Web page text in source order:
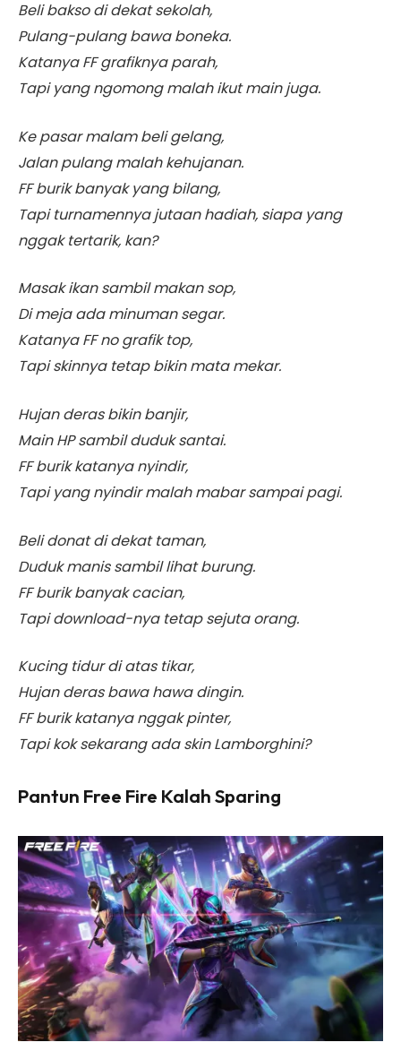
Beli bakso di dekat sekolah,
Pulang-pulang bawa boneka.
Katanya FF grafiknya parah,
Tapi yang ngomong malah ikut main juga.
Ke pasar malam beli gelang,
Jalan pulang malah kehujanan.
FF burik banyak yang bilang,
Tapi turnamennya jutaan hadiah, siapa yang
nggak tertarik, kan?
Masak ikan sambil makan sop,
Di meja ada minuman segar.
Katanya FF no grafik top,
Tapi skinnya tetap bikin mata mekar.
Hujan deras bikin banjir,
Main HP sambil duduk santai.
FF burik katanya nyindir,
Tapi yang nyindir malah mabar sampai pagi.
Beli donat di dekat taman,
Duduk manis sambil lihat burung.
FF burik banyak cacian,
Tapi download-nya tetap sejuta orang.
Kucing tidur di atas tikar,
Hujan deras bawa hawa dingin.
FF burik katanya nggak pinter,
Tapi kok sekarang ada skin Lamborghini?
Pantun Free Fire Kalah Sparing